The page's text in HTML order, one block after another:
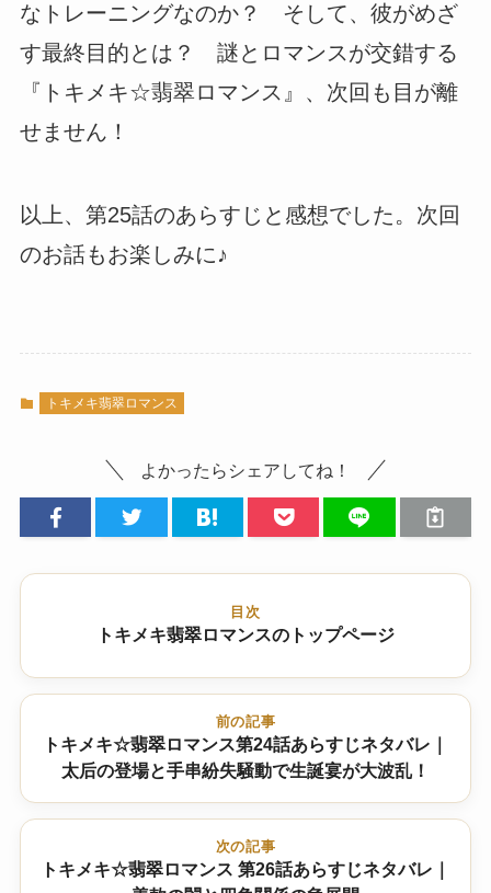
なトレーニングなのか？ そして、彼がめざ
す最終目的とは？ 謎とロマンスが交錯する
『トキメキ☆翡翠ロマンス』、次回も目が離
せません！
以上、第25話のあらすじと感想でした。次回
のお話もお楽しみに♪
トキメキ翡翠ロマンス
よかったらシェアしてね！
目次
トキメキ翡翠ロマンスのトップページ
前の記事
トキメキ☆翡翠ロマンス第24話あらすじネタバレ｜
太后の登場と手串紛失騒動で生誕宴が大波乱！
次の記事
トキメキ☆翡翠ロマンス 第26話あらすじネタバレ｜